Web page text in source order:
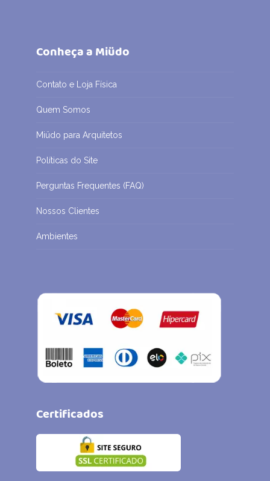
Conheça a Miüdo
Contato e Loja Física
Quem Somos
Miüdo para Arquitetos
Políticas do Site
Perguntas Frequentes (FAQ)
Nossos Clientes
Ambientes
Certificados